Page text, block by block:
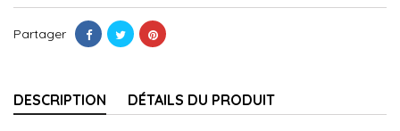
Partager
DESCRIPTION DÉTAILS DU PRODUIT